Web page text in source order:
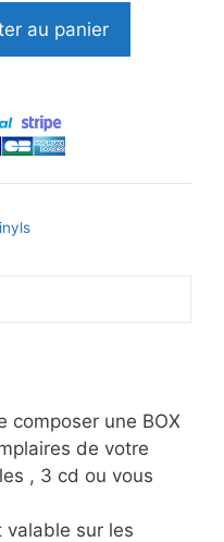
au panier
composer une BOX
de votre
, 3 cd ou vous
valable sur les